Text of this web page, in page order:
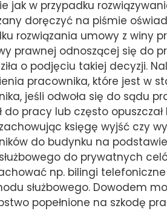
jak w przypadku
doręczyć na piśmie
rozwiązania umowy z winy
prawnej odnoszącej się do
o podjęciu takiej decyzji.
pracownika, które jest w
jeśli odwoła się do sądu
do pracy lub często
księgę wyjść czy
do budynku na
do prywatnych
np. bilingi
służbowego. Dowodem
popełnione na szkodę